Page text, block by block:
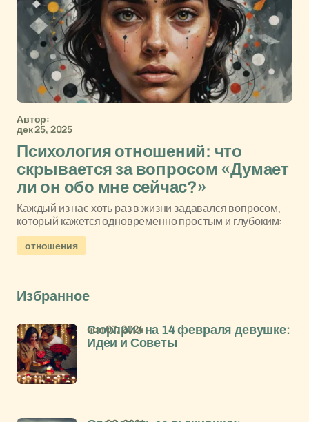
Автор:
дек 25, 2025
Психология отношений: что
скрывается за вопросом «Думает
ли он обо мне сейчас?»
Каждый из нас хоть раз в жизни задавался вопросом,
который кажется одновременно простым и глубоким:
отношения
Избранное
Сюрприз на 14 февраля девушке:
Идеи и Советы
ноя 07, 2024